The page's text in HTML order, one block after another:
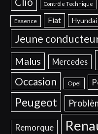
Contrôle Technique
Essence Fiat Hyundai
Jeune
Malus Mercedes
Occasion Opel
Peugeot
Remorque